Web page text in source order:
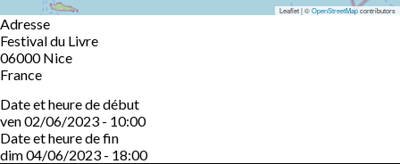
Leaflet | ©OpenStreetMapcontributors
Adresse
Festival du Livre
06000 Nice
France
Date et heure de début
ven 02/06/2023 - 10:00
Date et heure de fin
dim 04/06/2023 - 18:00